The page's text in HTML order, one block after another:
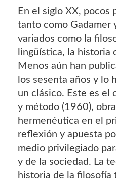
En el siglo XX, pocos
tanto como Gadamer
variados como la
lingüística, la historia
Menos aún han
los sesenta años y lo
un clásico. Este es el
y método (1960),
hermenéutica en el
reflexión y apuesta
medio privilegiado
y de la sociedad. La
historia de la filosofía